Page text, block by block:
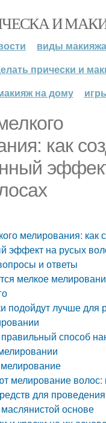
И
виды
прически и
на дому
как
мелирования: как
эффект на русых
и ответы
мелкое
подойдут лучше для
способ
мелирование
для
основе